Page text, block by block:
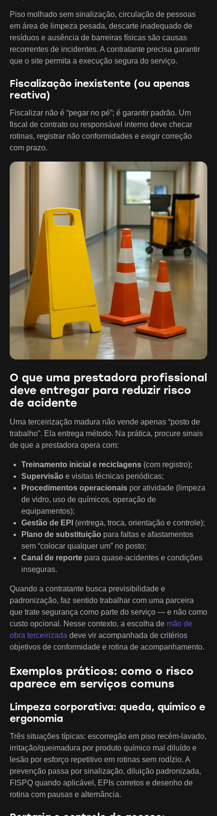
Piso molhado sem sinalização, circulação de pessoas
em área de limpeza pesada, descarte inadequado de
resíduos e ausência de barreiras físicas são causas
recorrentes de incidentes. A contratante precisa garantir
que o site permita a execução segura do serviço.
Fiscalização inexistente (ou apenas
reativa)
Fiscalizar não é “pegar no pé”; é garantir padrão. Um
fiscal de contrato ou responsável interno deve checar
rotinas, registrar não conformidades e exigir correção
com prazo.
O que uma prestadora profissional
deve entregar para reduzir risco
de acidente
Uma terceirização madura não vende apenas “posto de
trabalho”. Ela entrega método. Na prática, procure sinais
de que a prestadora opera com:
Treinamento inicial e reciclagens (com registro);
Supervisão e visitas técnicas periódicas;
Procedimentos operacionais por atividade (limpeza
de vidro, uso de químicos, operação de
equipamentos);
Gestão de EPI (entrega, troca, orientação e controle);
Plano de substituição para faltas e afastamentos
sem “colocar qualquer um” no posto;
Canal de reporte para quase-acidentes e condições
inseguras.
Quando a contratante busca previsibilidade e
padronização, faz sentido trabalhar com uma parceira
que trate segurança como parte do serviço — e não como
custo opcional. Nesse contexto, a escolha de mão de
obra terceirizada deve vir acompanhada de critérios
objetivos de conformidade e rotina de acompanhamento.
Exemplos práticos: como o risco
aparece em serviços comuns
Limpeza corporativa: queda, químico e
ergonomia
Três situações típicas: escorregão em piso recém-lavado,
irritação/queimadura por produto químico mal diluído e
lesão por esforço repetitivo em rotinas sem rodízio. A
prevenção passa por sinalização, diluição padronizada,
FISPQ quando aplicável, EPIs corretos e desenho de
rotina com pausas e alternância.